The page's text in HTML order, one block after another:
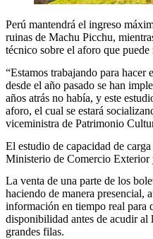
Perú mantendrá el ingreso
ruinas de Machu Picchu,
técnico sobre el aforo que
“Estamos trabajando para hacer
desde el año pasado se han
años atrás no había, y este
aforo, el cual se estará
viceministra de Patrimonio
El estudio de capacidad de
Ministerio de Comercio
La venta de una parte de los
haciendo de manera presencial,
información en tiempo real para
disponibilidad antes de acudir al
grandes filas.